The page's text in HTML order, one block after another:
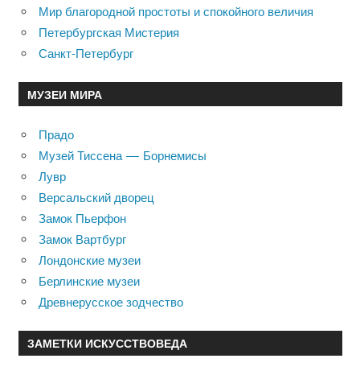
Мир благородной простоты и спокойного величия
Петербургская Мистерия
Санкт-Петербург
МУЗЕИ МИРА
Прадо
Музей Тиссена — Борнемисы
Лувр
Версальский дворец
Замок Пьерфон
Замок Вартбург
Лондонские музеи
Берлинские музеи
Древнерусское зодчество
ЗАМЕТКИ ИСКУССТВОВЕДА